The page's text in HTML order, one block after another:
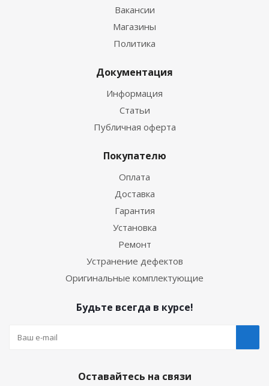
Вакансии
Магазины
Политика
Документация
Информация
Статьи
Публичная оферта
Покупателю
Оплата
Доставка
Гарантия
Установка
Ремонт
Устранение дефектов
Оригинальные комплектующие
Будьте всегда в курсе!
Оставайтесь на связи